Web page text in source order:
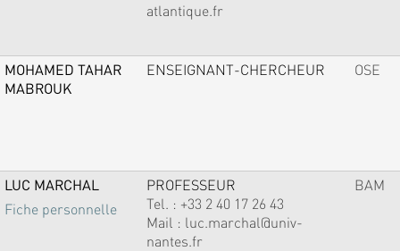
atlantique.fr
MOHAMED TAHAR
MABROUK
ENSEIGNANT-CHERCHEUR OSE
LUC MARCHAL
Fiche personnelle
PROFESSEUR
Tel. : +33 2 40 17 26 43
Mail : luc.marchal@univ-
nantes.fr
BAM